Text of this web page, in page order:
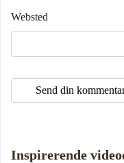
Websted
Inspirerende